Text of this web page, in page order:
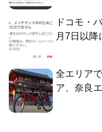
ドコモ・
月7日以降
全エリア
ア、奈良